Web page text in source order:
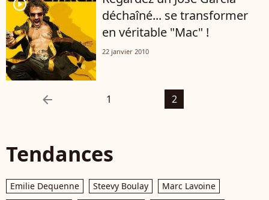
player2
déchaîné... se transformer
en véritable "Mac" !
22 janvier 2010
arrow_left 1 2
Tendances
Emilie Dequenne Steevy Boulay
Marc Lavoine